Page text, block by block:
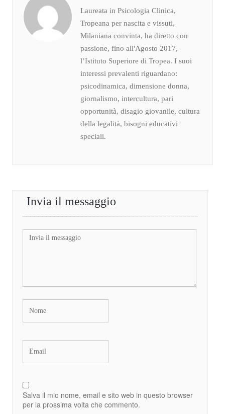
Laureata in Psicologia Clinica,
Tropeana per nascita e vissuti,
Milaniana convinta, ha diretto con
passione, fino all'Agosto 2017,
l’Istituto Superiore di Tropea. I suoi
interessi prevalenti riguardano:
psicodinamica, dimensione donna,
giornalismo, intercultura, pari
opportunità, disagio giovanile, cultura
della legalità, bisogni educativi
speciali.
Invia il messaggio
Salva il mio nome, email e sito web in questo browser
per la prossima volta che commento.